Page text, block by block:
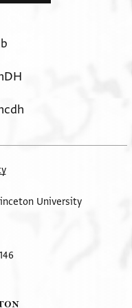
ותבאלג פי דלך
down.
חצר | ויצלני
אלנוב[ה | לא
University